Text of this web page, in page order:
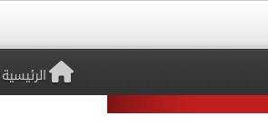
الرئيسية